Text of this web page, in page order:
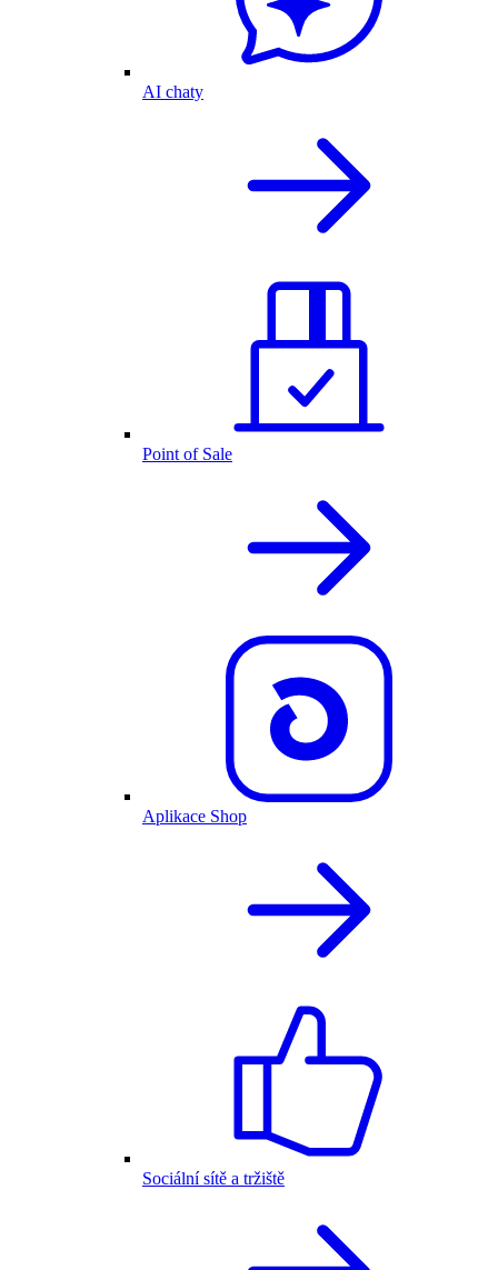
AI chaty
Point of Sale
Aplikace Shop
Sociální sítě a tržiště